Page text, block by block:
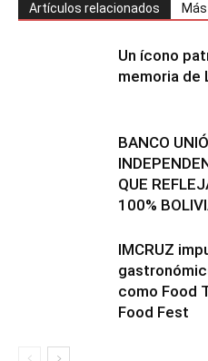
Artículos relacionados
Un ícono
memoria de
BANCO
QUE
100%
IMCRUZ
como Food
Food Fest